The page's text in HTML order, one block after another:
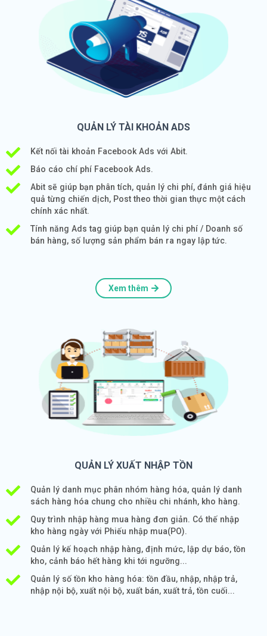
QUẢN LÝ TÀI KHOẢN ADS
Kết nối tài khoản Facebook Ads với Abit.
Báo cáo chí phí Facebook Ads.
Abit sẽ giúp bạn phân tích, quản lý chi phí, đánh giá hiệu
quả từng chiến dịch, Post theo thời gian thực một cách
chính xác nhất.
Tính năng Ads tag giúp bạn quản lý chi phí / Doanh số
bán hàng, số lượng sản phẩm bán ra ngay lập tức.
Xem thêm
QUẢN LÝ XUẤT NHẬP TỒN
Quản lý danh mục phân nhóm hàng hóa, quản lý danh
sách hàng hóa chung cho nhiều chi nhánh, kho hàng.
Quy trình nhập hàng mua hàng đơn giản. Có thế nhập
kho hàng ngày với Phiếu nhập mua(PO).
Quản lý kế hoạch nhập hàng, định mức, lập dự báo, tồn
kho, cảnh báo hết hàng khi tới ngưỡng...
Quản lý số tồn kho hàng hóa: tồn đầu, nhập, nhập trả,
nhập nội bộ, xuất nội bộ, xuất bán, xuất trả, tồn cuối...